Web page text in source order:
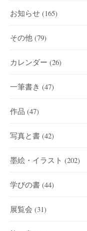
お知らせ (165)
その他 (79)
カレンダー (26)
一筆書き (47)
作品 (47)
写真と書 (42)
墨絵・イラスト (202)
学びの書 (44)
展覧会 (31)